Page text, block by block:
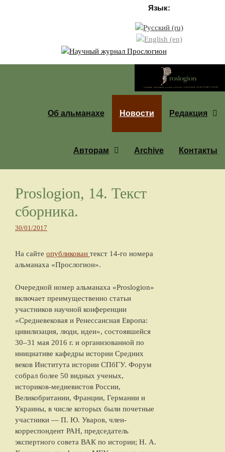
Язык:
Об альманахе Новости Редакция
Авторам Archive Контакты
Proslogion, 14. Текст
сборника.
30/01/2017
На сайте опубликован текст 14-го номера
альманаха «Прослогион».
Очередной номер альманаха «Proslogion»
включает преимущественно статьи
участников научной конференции
«Средневековая и Ренессансная Европа:
цивилизация, люди, идеи», состоявшейся
30–31 мая 2016 г. и организованной по
инициативе кафедры истории Средних
веков Института истории СПбГУ. Форум
собрал более 50 видных ученых,
историков-медиевистов России,
Великобритании, Франции, Германии и
Украины, в числе которых были почетные
участники — П. Ю. Уваров, член-
корреспондент РАН, председатель
экспертного совета ВАК по истории; Н. А.